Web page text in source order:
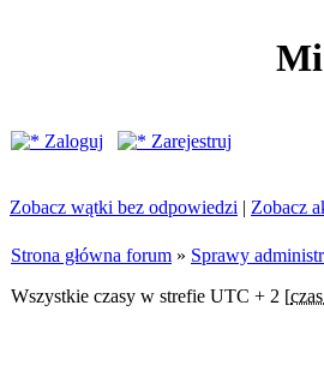
Zaloguj
Zarejestruj
Zobacz wątki bez odpowiedzi | Zobacz
Strona główna forum » Sprawy
Wszystkie czasy w strefie UTC + 2 [